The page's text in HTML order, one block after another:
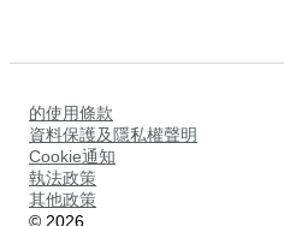
的使用條款
資料保護及隱私權聲明
Cookie通知
執法政策
其他政策
© 2026